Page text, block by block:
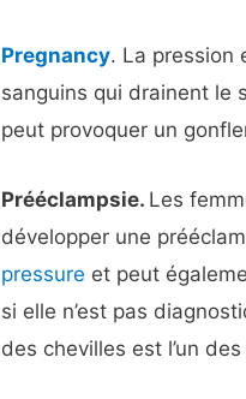
Pregnancy. La pression
sanguins qui drainent le
peut provoquer un
Prééclampsie. Les
développer une
pressure et peut
si elle n’est pas
des chevilles est l’un